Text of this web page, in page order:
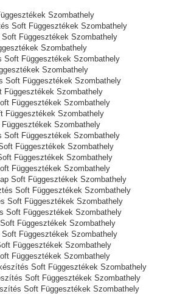
Szombathely
Soft Függesztékek Szombathely
Függesztékek Szombathely
Szombathely
Soft Függesztékek Szombathely
Szombathely
Soft Függesztékek Szombathely
Függesztékek Szombathely
Függesztékek Szombathely
Függesztékek Szombathely
Szombathely
Soft Függesztékek Szombathely
Függesztékek Szombathely
Függesztékek Szombathely
Függesztékek Szombathely
Soft Függesztékek Szombathely
Soft Függesztékek Szombathely
Soft Függesztékek Szombathely
Soft Függesztékek Szombathely
Függesztékek Szombathely
Függesztékek Szombathely
Függesztékek Szombathely
Függesztékek Szombathely
Soft Függesztékek Szombathely
Soft Függesztékek Szombathely
Soft Függesztékek Szombathely